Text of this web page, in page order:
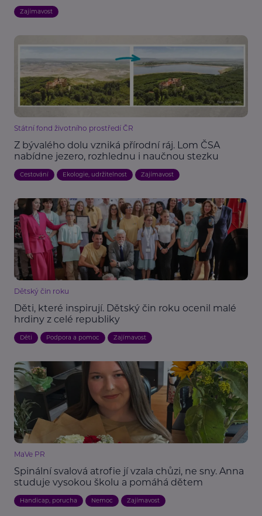
Zajímavost
Státní fond životního prostředí ČR
Z bývalého dolu vzniká přírodní ráj. Lom ČSA
nabídne jezero, rozhlednu i naučnou stezku
Cestování Ekologie, udržitelnost Zajímavost
Dětský čin roku
Děti, které inspirují. Dětský čin roku ocenil malé
hrdiny z celé republiky
Děti Podpora a pomoc Zajímavost
MaVe PR
Spinální svalová atrofie jí vzala chůzi, ne sny. Anna
studuje vysokou školu a pomáhá dětem
Handicap, porucha Nemoc Zajímavost